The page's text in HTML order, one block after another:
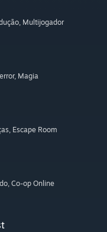
, Multijogador
, Magia
, Escape Room
, Co-op Online